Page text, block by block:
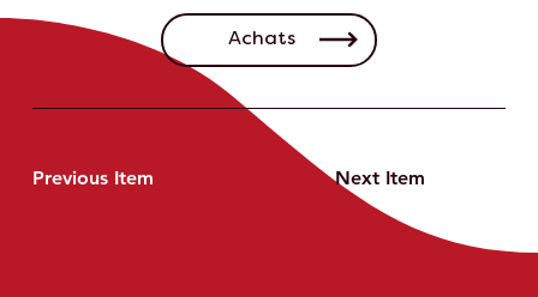
Previous Item Next Item
Achats